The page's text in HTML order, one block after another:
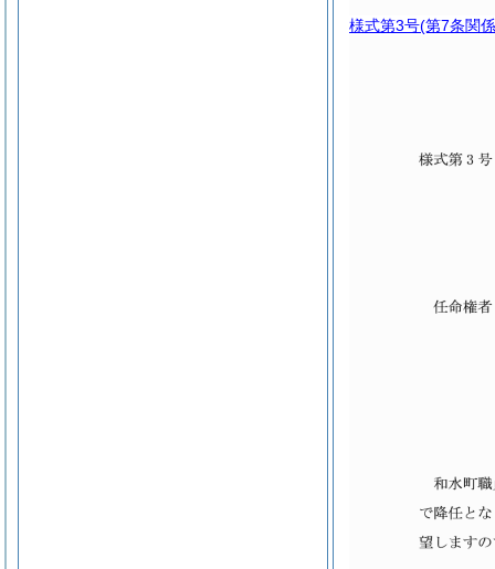
様式第3号(第7条関